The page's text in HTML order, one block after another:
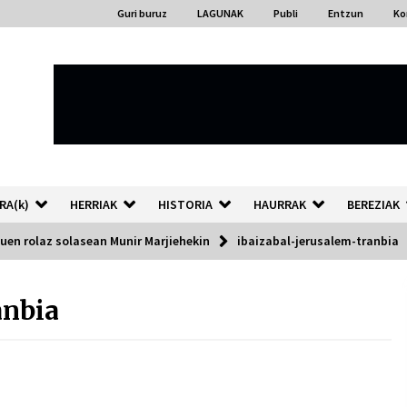
Guri buruz LAGUNAK Publi Entzun
HERRIAK HISTORIA HAURRAK BEREZIAK
rolaz solasean Munir Marjiehekin ibaizabal-jerusalem-tranbia